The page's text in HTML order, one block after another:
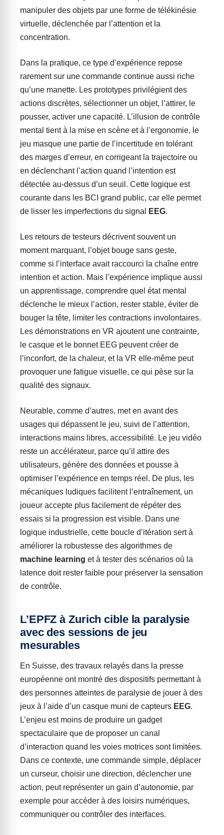
manipuler des objets par une forme de télékinésie
virtuelle, déclenchée par l’attention et la
concentration.
Dans la pratique, ce type d’expérience repose
rarement sur une commande continue aussi riche
qu’une manette. Les prototypes privilégient des
actions discrètes, sélectionner un objet, l’attirer, le
pousser, activer une capacité. L’illusion de contrôle
mental tient à la mise en scène et à l’ergonomie, le
jeu masque une partie de l’incertitude en tolérant
des marges d’erreur, en corrigeant la trajectoire ou
en déclenchant l’action quand l’intention est
détectée au-dessus d’un seuil. Cette logique est
courante dans les BCI grand public, car elle permet
de lisser les imperfections du signal
EEG.
Les retours de testeurs décrivent souvent un
moment marquant, l’objet bouge sans geste,
comme si l’interface avait raccourci la chaîne entre
intention et action. Mais l’expérience implique aussi
un apprentissage, comprendre quel état mental
déclenche le mieux l’action, rester stable, éviter de
bouger la tête, limiter les contractions involontaires.
Les démonstrations en VR ajoutent une contrainte,
le casque et le bonnet EEG peuvent créer de
l’inconfort, de la chaleur, et la VR elle-même peut
provoquer une fatigue visuelle, ce qui pèse sur la
qualité des signaux.
Neurable, comme d’autres, met en avant des
usages qui dépassent le jeu, suivi de l’attention,
interactions mains libres, accessibilité. Le jeu vidéo
reste un accélérateur, parce qu’il attire des
utilisateurs, génère des données et pousse à
optimiser l’expérience en temps réel. De plus, les
mécaniques ludiques facilitent l’entraînement, un
joueur accepte plus facilement de répéter des
essais si la progression est visible. Dans une
logique industrielle, cette boucle d’itération sert à
améliorer la robustesse des algorithmes de
machine learning et à tester des scénarios où la
latence doit rester faible pour préserver la sensation
de contrôle.
L’EPFZ à Zurich cible la paralysie
avec des sessions de jeu
mesurables
En Suisse, des travaux relayés dans la presse
européenne ont montré des dispositifs permettant à
des personnes atteintes de paralysie de jouer à des
jeux à l’aide d’un casque muni de capteurs EEG.
L’enjeu est moins de produire un gadget
spectaculaire que de proposer un canal
d’interaction quand les voies motrices sont limitées.
Dans ce contexte, une commande simple, déplacer
un curseur, choisir une direction, déclencher une
action, peut représenter un gain d’autonomie, par
exemple pour accéder à des loisirs numériques,
communiquer ou contrôler des interfaces.